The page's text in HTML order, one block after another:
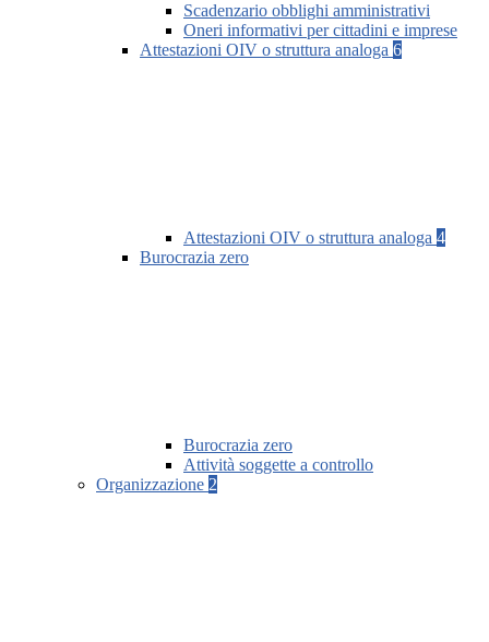
Scadenzario obblighi amministrativi
Oneri informativi per cittadini e imprese
Attestazioni OIV o struttura analoga 6
Attestazioni OIV o struttura analoga 4
Burocrazia zero
Burocrazia zero
Attività soggette a controllo
Organizzazione 2